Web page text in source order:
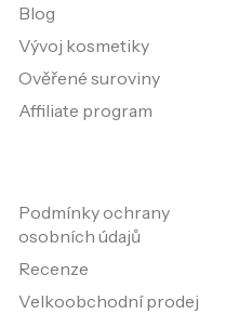
s
Blog
Vývoj kosmetiky
Ověřené suroviny
Affiliate program
Podmínky ochrany
osobních údajů
Recenze
Velkoobchodní prodej